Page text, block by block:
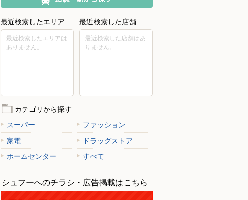
最近検索したエリア
最近検索したエリアは
ありません。
最近検索した店舗
最近検索した店舗はあ
りません。
カテゴリから探す
スーパー
ファッション
家電
ドラッグストア
ホームセンター
すべて
シュフーへのチラシ・広告掲載はこちら